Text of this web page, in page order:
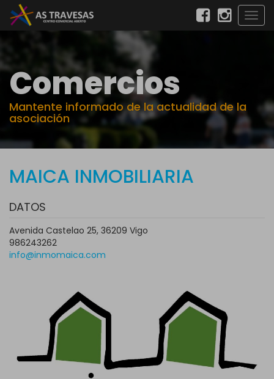
Comercios
Mantente informado de la actualidad de la
asociación
MAICA INMOBILIARIA
DATOS
Avenida Castelao 25, 36209 Vigo
986243262
info@inmomaica.com